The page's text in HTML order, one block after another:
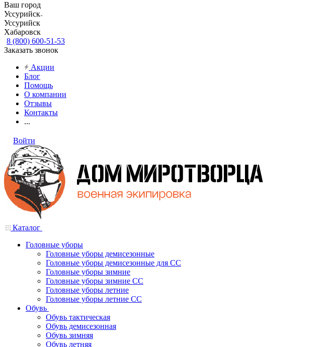
Ваш город
Уссурийск
Уссурийск
Хабаровск
8 (800) 600-51-53
Заказать звонок
Акции
Блог
Помощь
О компании
Отзывы
Контакты
...
Войти
Каталог
Головные уборы
Головные уборы демисезонные
Головные уборы демисезонные для СС
Головные уборы зимние
Головные уборы зимние СС
Головные уборы летние
Головные уборы летние СС
Обувь
Обувь тактическая
Обувь демисезонная
Обувь зимняя
Обувь летняя